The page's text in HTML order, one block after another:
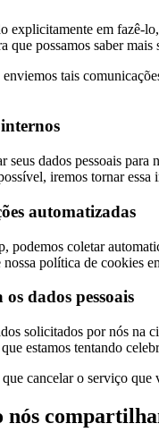
explicitamente em fazê-
que possamos saber mais
tais
seus dados pessoais
iremos tornar essa
automatizadas
podemos coletar
política de cookies
dados pessoais
solicitados por nós na
estamos tentando
cancelar o serviço
nós